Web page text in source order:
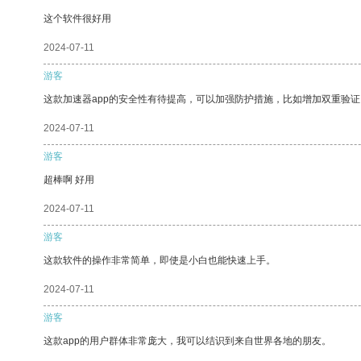
这个软件很好用
2024-07-11
游客
这款加速器app的安全性有待提高，可以加强防护措施，比如增加双重验
2024-07-11
游客
超棒啊 好用
2024-07-11
游客
这款软件的操作非常简单，即使是小白也能快速上手。
2024-07-11
游客
这款app的用户群体非常庞大，我可以结识到来自世界各地的朋友。